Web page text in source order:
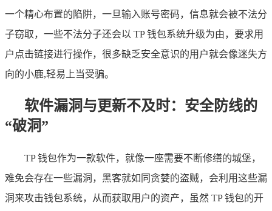
一个精心布置的陷阱，一旦输入账号密码，信息就会被不法分
子窃取，一些不法分子还会以 TP 钱包系统升级为由，要求用
户点击链接进行操作，很多缺乏安全意识的用户就会像迷失方
向的小鹿,轻易上当受骗。
软件漏洞与更新不及时：安全防线的
“破洞”
TP 钱包作为一款软件，就像一座需要不断修缮的城堡，
难免会存在一些漏洞，黑客就如同贪婪的盗贼，会利用这些漏
洞来攻击钱包系统，从而获取用户的资产，虽然 TP 钱包的开